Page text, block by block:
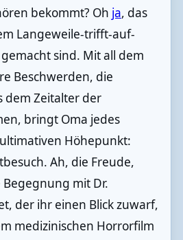
bekommt? Oh ja, das
Langeweile-trifft-auf-
gemacht sind. Mit all dem
Beschwerden, die
dem Zeitalter der
bringt Oma jedes
Höhepunkt:
Ah, die Freude,
mit Dr.
der ihr einen Blick zuwarf,
medizinischen Horrorfilm